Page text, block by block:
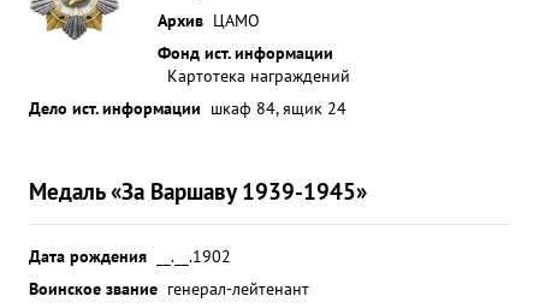
Архив ЦАМО
Фонд ист. информации
Картотека награждений
Дело ист. информации шкаф 84, ящик 24
Медаль «За Варшаву 1939-1945»
Дата рождения
__.__.1902
Воинское звание генерал-лейтенант